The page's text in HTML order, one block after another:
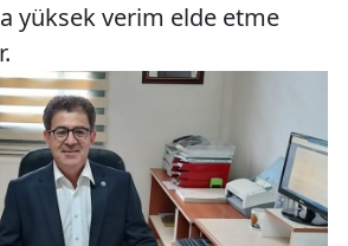
yüksek verim elde etme